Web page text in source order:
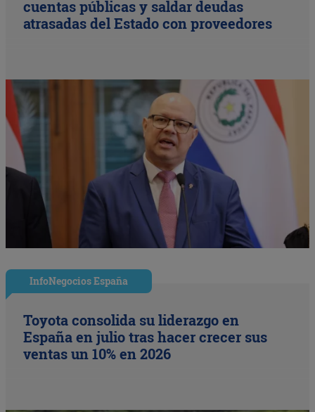
cuentas públicas y saldar deudas
atrasadas del Estado con proveedores
InfoNegocios España
Toyota consolida su liderazgo en
España en julio tras hacer crecer sus
ventas un 10% en 2026